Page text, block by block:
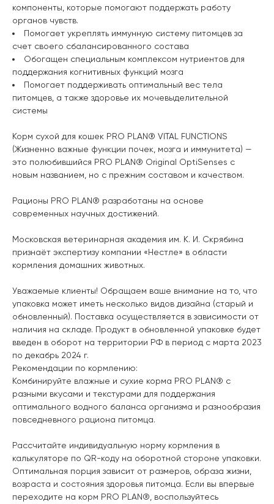
компоненты, которые помогают поддержать работу
органов чувств.
Помогает укреплять иммунную систему питомцев за
счет своего сбалансированного состава
Обогащен специальным комплексом нутриентов для
поддержания когнитивных функций мозга
Помогает поддерживать оптимальный вес тела
питомцев, а также здоровье их мочевыделительной
системы
Корм сухой для кошек PRO PLAN® VITAL FUNCTIONS
(Жизненно важные функции почек, мозга и иммунитета) —
это полюбившийся PRO PLAN® Original OptiSenses с
новым названием, но с прежним составом и качеством.
Рационы PRO PLAN® разработаны на основе
современных научных достижений.
Московская ветеринарная академия им. К. И. Скрябина
признаёт экспертизу компании «Нестле» в области
кормления домашних животных.
Уважаемые клиенты! Обращаем ваше внимание на то, что
упаковка может иметь несколько видов дизайна (старый и
обновленный). Поставка осуществляется в зависимости от
наличия на складе. Продукт в обновленной упаковке будет
введен в оборот на территории РФ в период с марта 2023
по декабрь 2024 г.
Рекомендации по кормлению:
Комбинируйте влажные и сухие корма PRO PLAN® с
разными вкусами и текстурами для поддержания
оптимального водного баланса организма и разнообразия
повседневного рациона питомца.
Рассчитайте индивидуальную норму кормления в
калькуляторе по QR-коду на оборотной стороне упаковки.
Оптимальная порция зависит от размеров, образа жизни,
возраста и состояния здоровья питомца. Если вы впервые
переходите на корм PRO PLAN®, воспользуйтесь